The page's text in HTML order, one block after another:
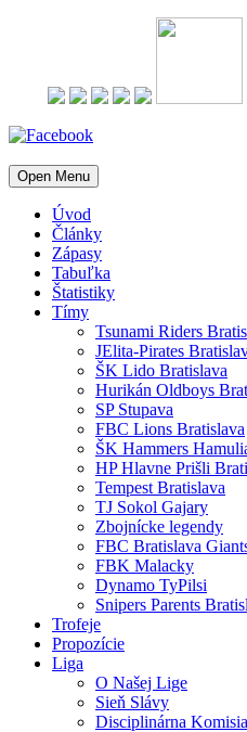
Open Menu
Úvod
Články
Zápasy
Tabuľka
Štatistiky
Tímy
Tsunami Riders
JElita-Pirates
ŠK Lido Bratislava
Hurikán Oldboys
SP Stupava
FBC Lions Bratislava
ŠK Hammers
HP Hlavne Prišli
Tempest Bratislava
TJ Sokol Gajary
Zbojnícke legendy
FBC Bratislava
FBK Malacky
Dynamo TyPilsi
Snipers Parents
Trofeje
Propozície
Liga
O Našej Lige
Sieň Slávy
Disciplinárna Komisia